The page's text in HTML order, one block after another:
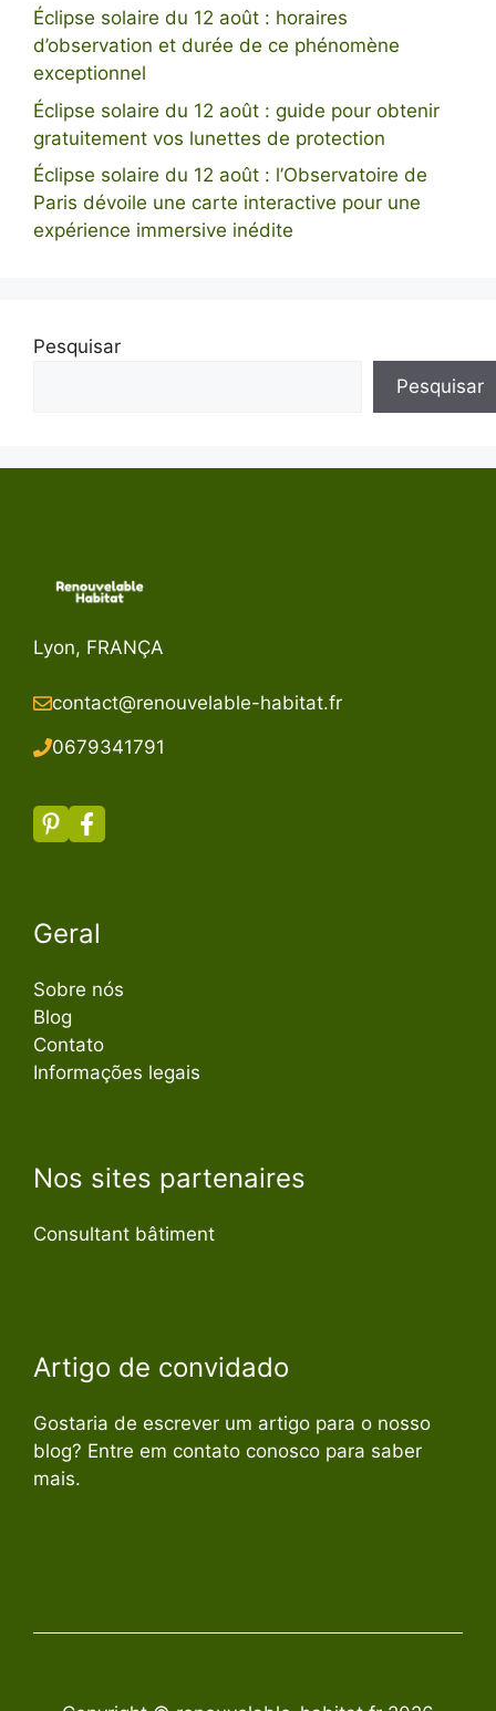
Éclipse solaire du 12 août : horaires
d’observation et durée de ce phénomène
exceptionnel
Éclipse solaire du 12 août : guide pour obtenir
gratuitement vos lunettes de protection
Éclipse solaire du 12 août : l’Observatoire de
Paris dévoile une carte interactive pour une
expérience immersive inédite
Pesquisar
Pesquisar
Lyon, FRANÇA
contact@renouvelable-habitat.fr
0679341791
Geral
Sobre nós
Blog
Contato
Informações legais
Nos sites partenaires
Consultant bâtiment
Artigo de convidado
Gostaria de escrever um artigo para o nosso
blog? Entre em contato conosco para saber
mais.